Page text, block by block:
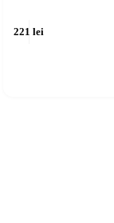
221lei